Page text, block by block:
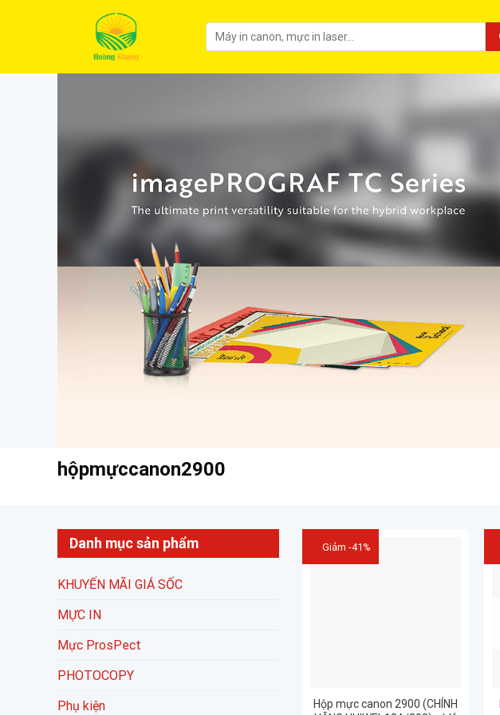
hộpmựccanon2900
Danh mục sản phẩm
KHUYẾN MÃI GIÁ SỐC
MỰC IN
Mực ProsPect
PHOTOCOPY
Phụ kiện
Giảm -41%
Hộp mực canon 2900 (CHÍNH